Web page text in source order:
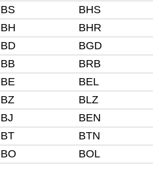
BS BHS
BH BHR
BD BGD
BB BRB
BE BEL
BZ BLZ
BJ BEN
BT BTN
BO BOL